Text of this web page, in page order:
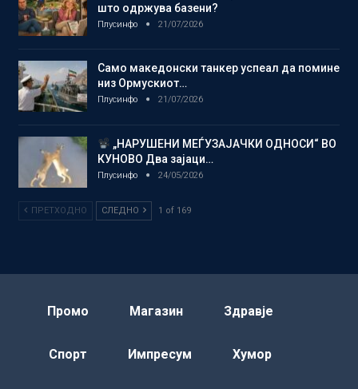
што одржува базени?
Плусинфо 21/07/2026
Само македонски танкер успеал да помине
низ Ормускиот…
Плусинфо 21/07/2026
„НАРУШЕНИ МЕЃУЗАЈАЧКИ ОДНОСИ“ ВО
КУНОВО Два зајаци…
Плусинфо 24/05/2026
ПРЕТХОДНО СЛЕДНО 1 of 169
Промо Магазин Здравје
Спорт Импресум Хумор